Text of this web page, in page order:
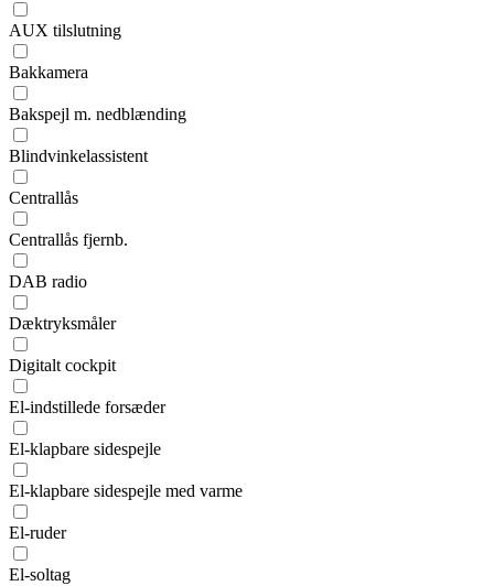
AUX tilslutning
Bakkamera
Bakspejl m. nedblænding
Blindvinkelassistent
Centrallås
Centrallås fjernb.
DAB radio
Dæktryksmåler
Digitalt cockpit
El-indstillede forsæder
El-klapbare sidespejle
El-klapbare sidespejle med varme
El-ruder
El-soltag